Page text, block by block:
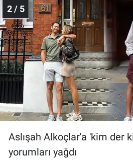
2 / 5
Aslışah Alkoçlar'a 'kim der
yorumları yağdı